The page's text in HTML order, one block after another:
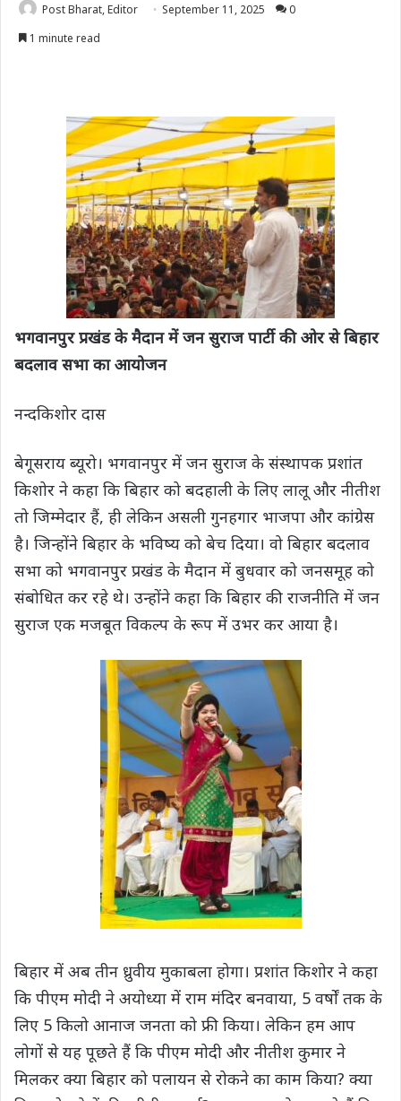
Post Bharat, Editor September 11, 2025
0
1 minute read
भगवानपुर प्रखंड के मैदान में जन सुराज पार्टी की ओर से बिहार
बदलाव सभा का आयोजन
नन्दकिशोर दास
बेगूसराय ब्यूरो। भगवानपुर में जन सुराज के संस्थापक प्रशांत
किशोर ने कहा कि बिहार को बदहाली के लिए लालू और नीतीश
तो जिम्मेदार हैं, ही लेकिन असली गुनहगार भाजपा और कांग्रेस
है। जिन्होंने बिहार के भविष्य को बेच दिया। वो बिहार बदलाव
सभा को भगवानपुर प्रखंड के मैदान में बुधवार को जनसमूह को
संबोधित कर रहे थे। उन्होंने कहा कि बिहार की राजनीति में जन
सुराज एक मजबूत विकल्प के रूप में उभर कर आया है।
बिहार में अब तीन ध्रुवीय मुकाबला होगा। प्रशांत किशोर ने कहा
कि पीएम मोदी ने अयोध्या में राम मंदिर बनवाया, 5 वर्षों तक के
लिए 5 किलो आनाज जनता को फ्री किया। लेकिन हम आप
लोगों से यह पूछते हैं कि पीएम मोदी और नीतीश कुमार ने
मिलकर क्या बिहार को पलायन से रोकने का काम किया? क्या